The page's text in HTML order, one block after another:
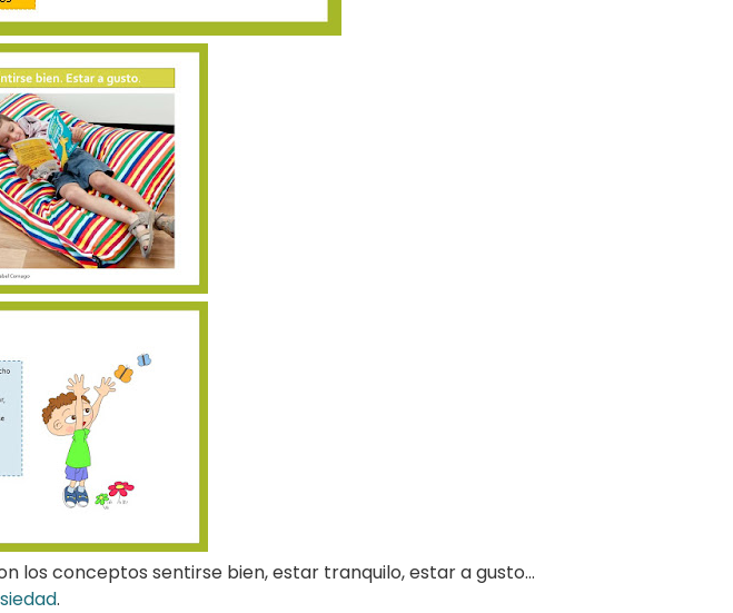
los conceptos sentirse bien, estar tranquilo, estar a gusto…
.